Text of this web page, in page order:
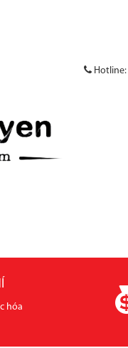
Hotline:
hóa